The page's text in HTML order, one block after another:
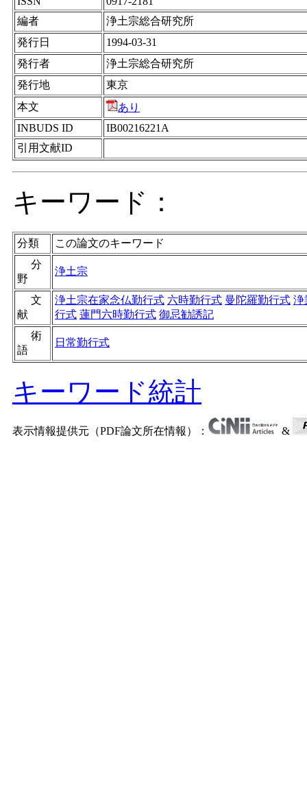
編者
浄土宗総合研究所
発行日
1994-03-31
発行者
浄土宗総合研究所
発行地
東京
本文
あり
INBUDS ID
IB00216221A
引用文献ID
キーワード：
分類
この論文のキーワード
分
野
浄土宗
文
献
浄土宗在家念仏勤行式 六時勤行式 曼陀羅勤行式 浄
行式 蓮門六時勤行式 御忌勧誘記
術
語
日常勤行式
キーワード統計
表示情報提供元（PDF論文所在情報）： &